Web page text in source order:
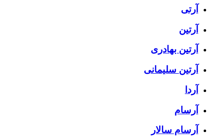
آرتی
آرتین
آرتین بهادری
آرتین سلیمانی
آردا
آرسام
آرسام سالار